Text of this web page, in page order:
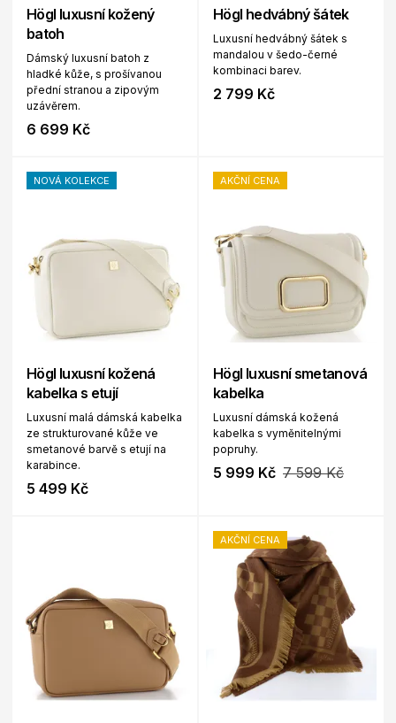
Högl luxusní kožený
batoh
Dámský luxusní batoh z
hladké kůže, s prošívanou
přední stranou a zipovým
uzávěrem.
6 699 Kč
Högl hedvábný šátek
Luxusní hedvábný šátek s
mandalou v šedo-černé
kombinaci barev.
2 799 Kč
NOVÁ KOLEKCE
Högl luxusní kožená
kabelka s etují
Luxusní malá dámská kabelka
ze strukturované kůže ve
smetanové barvě s etují na
karabince.
5 499 Kč
AKČNÍ CENA
Högl luxusní smetanová
kabelka
Luxusní dámská kožená
kabelka s vyměnitelnými
popruhy.
5 999 Kč 7 599 Kč
AKČNÍ CENA